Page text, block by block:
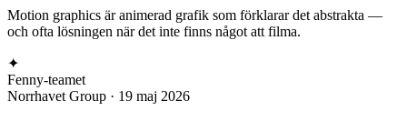
Motion graphics är animerad grafik som förklarar det abstrakta —
och ofta lösningen när det inte finns något att filma.
✦
Fenny-teamet
Norrhavet Group · 19 maj 2026